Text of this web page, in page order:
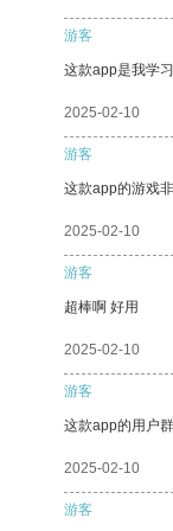
游客
这款app是我学
2025-02-10
游客
这款app的游戏
2025-02-10
游客
超棒啊 好用
2025-02-10
游客
这款app的用户
2025-02-10
游客